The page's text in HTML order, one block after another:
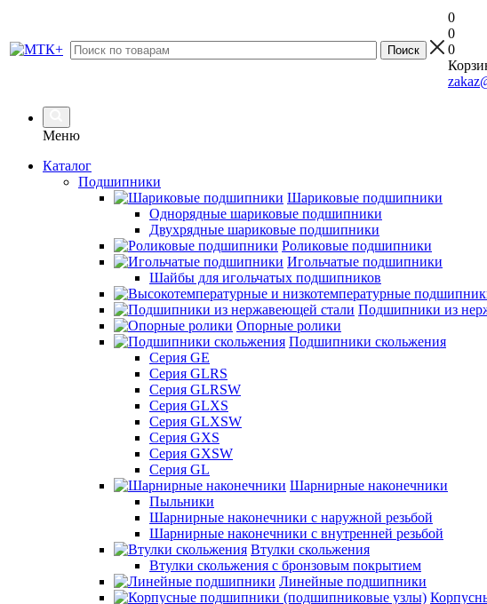
0
0
0
Меню
Каталог
Подшипники
Шариковые подшипники
Однорядные шариковые подшипники
Двухрядные шариковые подшипники
Роликовые подшипники
Игольчатые подшипники
Шайбы для игольчатых подшипников
Подшипники из
Опорные ролики
Подшипники скольжения
Серия GE
Серия GLRS
Серия GLRSW
Серия GLXS
Серия GLXSW
Серия GXS
Серия GXSW
Серия GL
Шарнирные наконечники
Пыльники
Шарнирные наконечники с наружной резьбой
Шарнирные наконечники с внутренней резьбой
Втулки скольжения
Втулки скольжения с бронзовым покрытием
Линейные подшипники